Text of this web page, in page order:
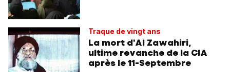
Traque de vingt ans
La mort d'Al Zawahiri,
ultime revanche de la CIA
après le 11-Septembre